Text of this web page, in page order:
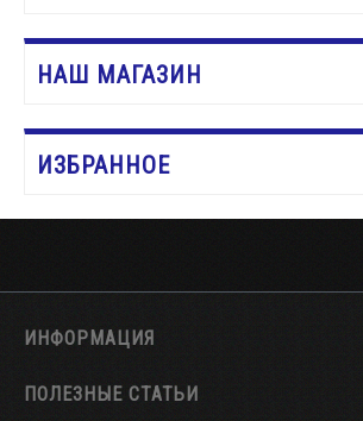
НАШ МАГАЗИН
ИЗБРАННОЕ
ИНФОРМАЦИЯ
ПОЛЕЗНЫЕ СТАТЬИ